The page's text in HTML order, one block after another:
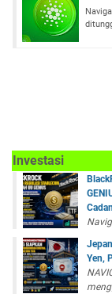
Investasi
Yen,